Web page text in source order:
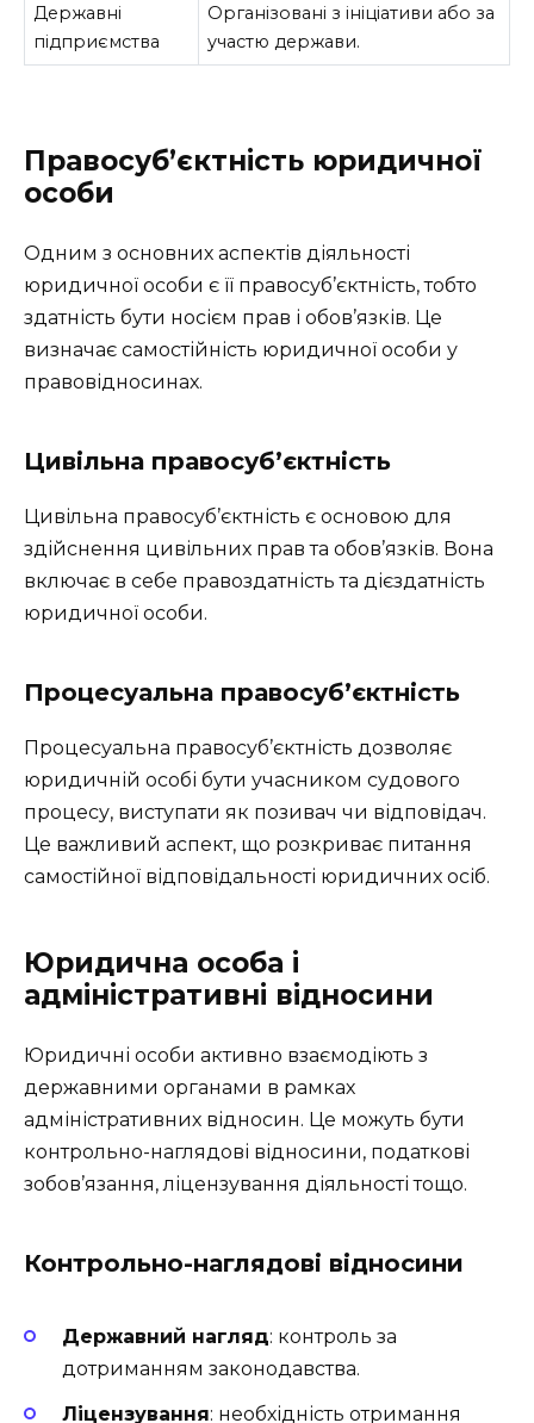
Державні
підприємства
Організовані з ініціативи або за
участю держави.
Правосуб’єктність юридичної
особи
Одним з основних аспектів діяльності
юридичної особи є її правосуб’єктність, тобто
здатність бути носієм прав і обов’язків. Це
визначає самостійність юридичної особи у
правовідносинах.
Цивільна правосуб’єктність
Цивільна правосуб’єктність є основою для
здійснення цивільних прав та обов’язків. Вона
включає в себе правоздатність та дієздатність
юридичної особи.
Процесуальна правосуб’єктність
Процесуальна правосуб’єктність дозволяє
юридичній особі бути учасником судового
процесу, виступати як позивач чи відповідач.
Це важливий аспект, що розкриває питання
самостійної відповідальності юридичних осіб.
Юридична особа і
адміністративні відносини
Юридичні особи активно взаємодіють з
державними органами в рамках
адміністративних відносин. Це можуть бути
контрольно-наглядові відносини, податкові
зобов’язання, ліцензування діяльності тощо.
Контрольно-наглядові відносини
Державний нагляд: контроль за
дотриманням законодавства.
Ліцензування: необхідність отримання